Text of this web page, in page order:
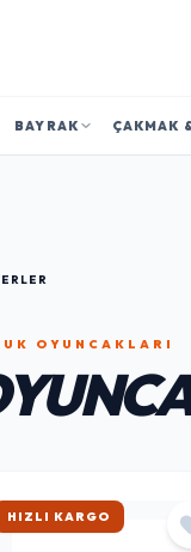
BAYRAK ÇAKMAK
OYUNCAKLARI
HIZLI KARGO